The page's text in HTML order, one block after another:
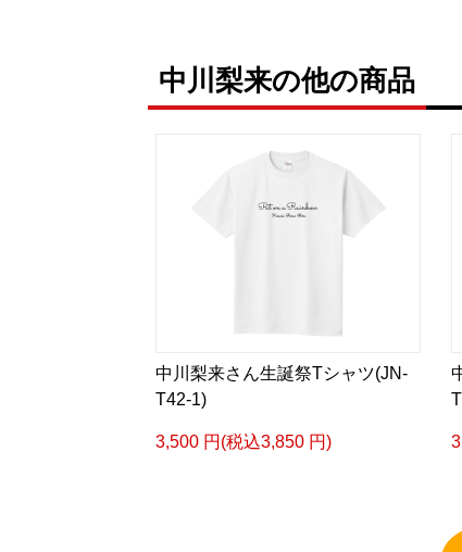
中川梨来の他の商品
中川梨来さん生誕祭Tシャツ(JN-
T42-1)
3,500 円(税込3,850 円)